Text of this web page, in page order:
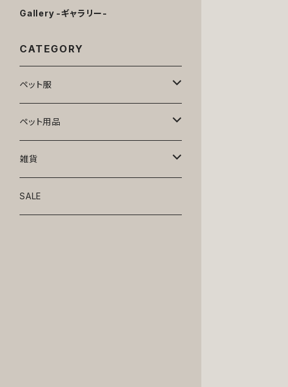
Gallery -ギャラリー-
CATEGORY
ペット服
トップス
ニット
アロハ
ボトムス
ワンピース
ペット用品
ベッド
リード・首輪
雑貨
アート
SALE